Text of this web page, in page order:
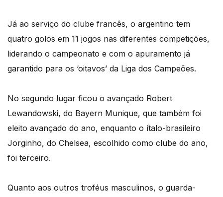
Já ao serviço do clube francês, o argentino tem
quatro golos em 11 jogos nas diferentes competições,
liderando o campeonato e com o apuramento já
garantido para os ‘oitavos’ da Liga dos Campeões.
No segundo lugar ficou o avançado Robert
Lewandowski, do Bayern Munique, que também foi
eleito avançado do ano, enquanto o ítalo-brasileiro
Jorginho, do Chelsea, escolhido como clube do ano,
foi terceiro.
Quanto aos outros troféus masculinos, o guarda-